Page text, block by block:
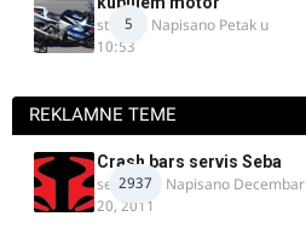
5
strugo · Napisano Petak u
10:53
REKLAMNE TEME
2937
Crash bars servis Seba
seba011 · Napisano Decembar
20, 2011